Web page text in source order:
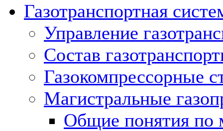
Газотранспортная
Управление
Состав
Газокомпрессорные
Магистральные
Общие понятия по